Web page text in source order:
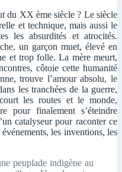
du XX ème siècle ? Le siècle
et technique, mais aussi le
les absurdités et atrocités.
un garçon muet, élevé en
et trop folle. La mère meurt,
côtoie cette humanité
trouve l’amour absolu, le
les tranchées de la guerre,
les routes et le monde,
pour finalement s’éteindre
catalyseur pour raconter ce
les inventions, les
peuplade indigène au